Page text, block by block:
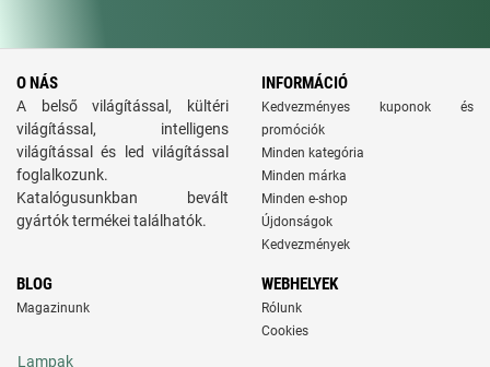
O NÁS
A belső világítással, kültéri
világítással, intelligens
világítással és led világítással
foglalkozunk.
Katalógusunkban bevált
gyártók termékei találhatók.
INFORMÁCIÓ
Kedvezményes kuponok és
promóciók
Minden kategória
Minden márka
Minden e-shop
Újdonságok
Kedvezmények
BLOG
Magazinunk
WEBHELYEK
Rólunk
Cookies
Lampak